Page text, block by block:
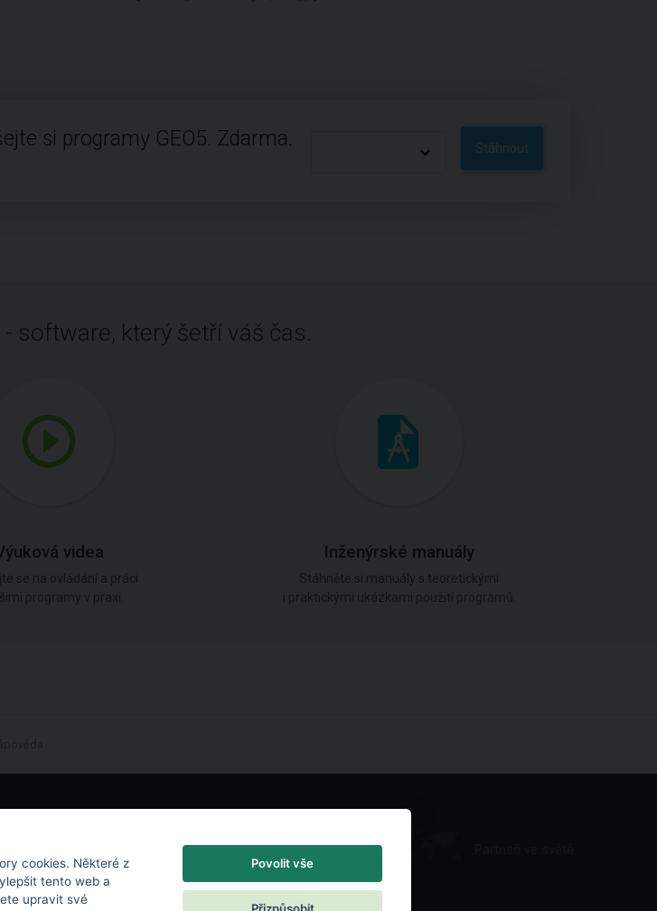
si programy GEO5. Zdarma. Stáhnout
software, který šetří váš čas.
videa Inženýrské manuály
cookies. Některé z
tento web a
upravit své
Povolit vše
Přizpůsobit